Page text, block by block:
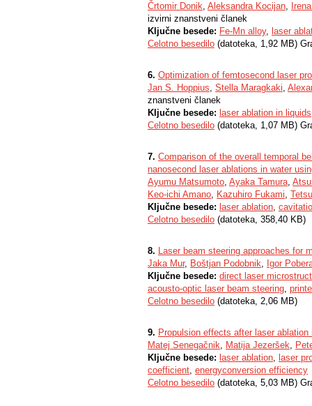
Črtomir Donik, Aleksandra Kocijan,
izvirni znanstveni članek
Ključne besede: Fe-Mn alloy, laser
Celotno besedilo (datoteka, 1,92 MB)
6. Optimization of femtosecond laser
Jan S. Hoppius, Stella Maragkaki,
znanstveni članek
Ključne besede: laser ablation in liquids
Celotno besedilo (datoteka, 1,07 MB)
7. Comparison of the overall temporal
nanosecond laser ablations in water
Ayumu Matsumoto, Ayaka Tamura,
Keo-ichi Amano, Kazuhiro Fukami,
Ključne besede: laser ablation,
Celotno besedilo (datoteka, 358,40 KB)
8. Laser beam steering approaches for
Jaka Mur, Boštjan Podobnik, Igor
Ključne besede: direct laser
acousto-optic laser beam steering,
Celotno besedilo (datoteka, 2,06 MB)
9. Propulsion effects after laser
Matej Senegačnik, Matija Jezeršek,
Ključne besede: laser ablation, laser
coefficient, energyconversion efficiency
Celotno besedilo (datoteka, 5,03 MB)